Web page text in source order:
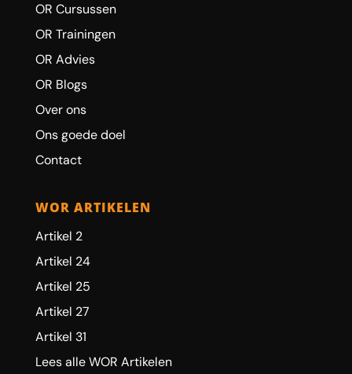
OR Cursussen
OR Trainingen
OR Advies
OR Blogs
Over ons
Ons goede doel
Contact
WOR ARTIKELEN
Artikel 2
Artikel 24
Artikel 25
Artikel 27
Artikel 31
Lees alle WOR Artikelen